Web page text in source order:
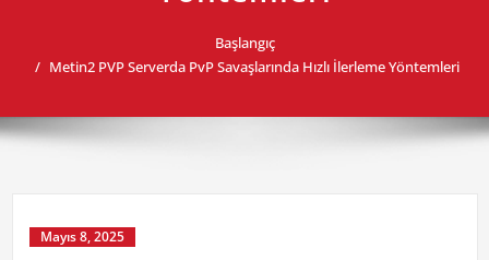
Başlangıç
Metin2 PVP Serverda PvP Savaşlarında Hızlı İlerleme Yöntemleri
Mayıs 8, 2025